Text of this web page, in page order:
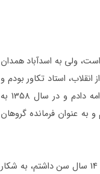
است، ولی به اسدآباد همدان
قبل از انقلاب، استاد تکاور بودم و
5600 نفر را در این رابطه آموزش داده‌ام. بعد از انقلاب، خدمت در ارتش را ادامه دادم و در سال 1358 به
به عنوان فرمانده گروهان
در دوران بچگی آدم خیلی پر جنب و جوش و فعالی بودم، حتی زمانی که 13الی 14 سال سن داشتم، به شکار